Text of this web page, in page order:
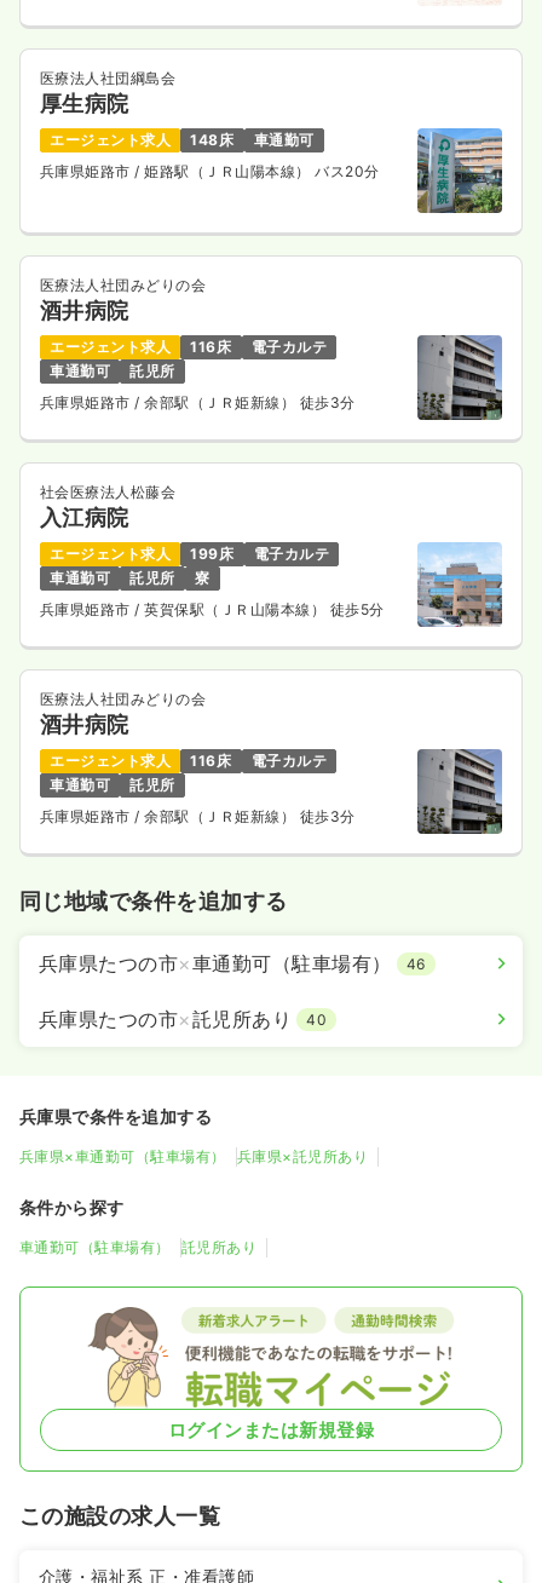
医療法人社団綱島会
厚生病院
エージェント求人 148床
車通勤可
兵庫県姫路市 / 姫路駅（ＪＲ山陽本線） バス20分
医療法人社団みどりの会
酒井病院
エージェント求人 116床
電子カルテ
車通勤可
託児所
兵庫県姫路市/ 余部駅（ＪＲ姫新線） 徒歩3分
社会医療法人松藤会
入江病院
エージェント求人 199床
電子カルテ
車通勤可
託児所
寮
兵庫県姫路市/ 英賀保駅（ＪＲ山陽本線） 徒歩5分
医療法人社団みどりの会
酒井病院
エージェント求人 116床
電子カルテ
車通勤可
託児所
兵庫県姫路市/ 余部駅（ＪＲ姫新線） 徒歩3分
同じ地域で条件を追加する
兵庫県たつの市×車通勤可（駐車場有） 46
兵庫県たつの市×託児所あり 40
兵庫県で条件を追加する
兵庫県×車通勤可（駐車場有） 兵庫県×託児所あり
条件から探す
車通勤可（駐車場有） 託児所あり
ログインまたは新規登録
この施設の求人一覧
介護・福祉系正・准看護師